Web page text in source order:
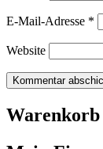
E-Mail-Adresse *
Website
Warenkorb